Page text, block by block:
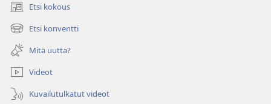
Etsi kokous
(avaa
uuden
ikkunan)
Etsi konventti
(avaa
uuden
ikkunan)
Mitä uutta?
Videot
Kuvailutulkatut videot